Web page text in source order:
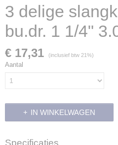
3 delige
bu.dr. 1 1/4"
€ 17,31 (inclusief btw 21%)
Aantal
IN WINKELWAGEN
Specificaties